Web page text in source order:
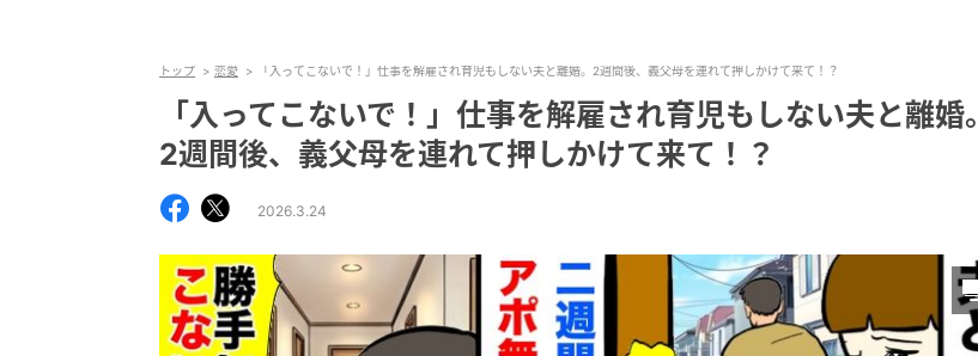
トップ 恋愛 「入ってこないで！」仕事を解雇され育児もしない夫と離婚。2週間後、義父母を連れて押しかけて来て！？
「入ってこないで！」仕事を解雇され育児もしない夫と離婚。
2週間後、義父母を連れて押しかけて来て！？
2026.3.24